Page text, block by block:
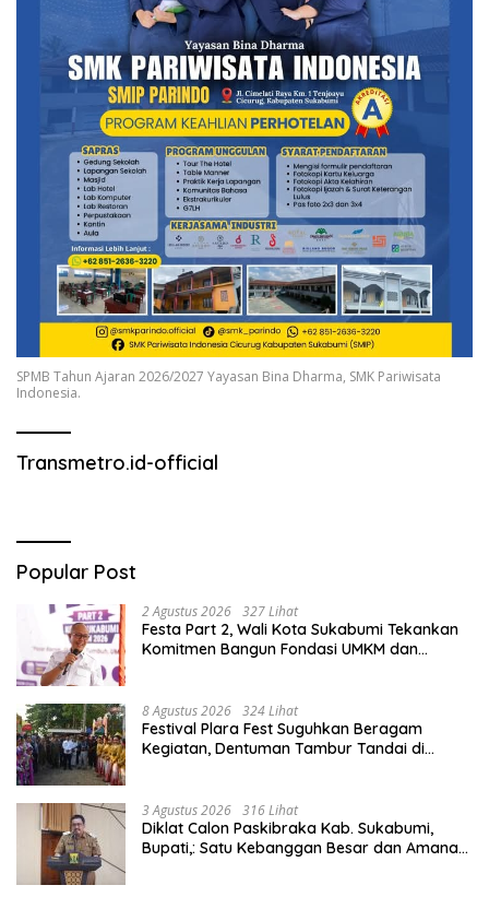
SPMB Tahun Ajaran 2026/2027 Yayasan Bina Dharma, SMK Pariwisata
Indonesia.
Transmetro.id-official
Popular Post
2 Agustus 2026 327 Lihat
Festa Part 2, Wali Kota Sukabumi Tekankan
Komitmen Bangun Fondasi UMKM dan
8 Agustus 2026 324 Lihat
Festival Plara Fest Suguhkan Beragam
Kegiatan, Dentuman Tambur Tandai di
3 Agustus 2026 316 Lihat
Diklat Calon Paskibraka Kab. Sukabumi,
Bupati,: Satu Kebanggan Besar dan Amanah